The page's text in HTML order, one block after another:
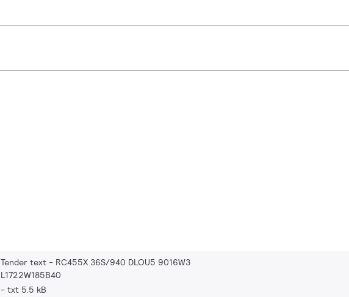
Tender text - RC455X 36S/940 DLOU5 9016W3
L1722W185B40
txt 5.5 kB